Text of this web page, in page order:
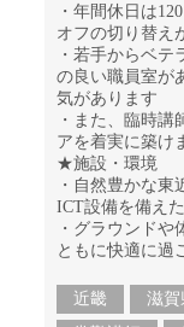
・年間休日は
オフの切り替え
・若手からベ
の良い職員室が
気があります
・また、臨時講
アを着実に築け
★施設・環境
・自然豊かな
ICT設備を備え
・グラウンド
ともに快適に過
近畿 滋賀